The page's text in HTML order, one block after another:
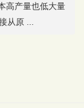
高产量也低大量
从原 ...